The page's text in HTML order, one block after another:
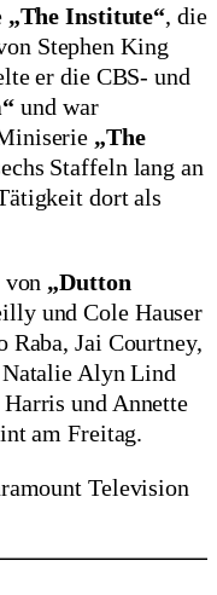
„The Institute“, die
Stephen King
er die CBS- und
und war
„The
Staffeln lang an
dort als
„Dutton
und Cole Hauser
Raba, Jai Courtney,
Alyn Lind
und Annette
am Freitag.
Television